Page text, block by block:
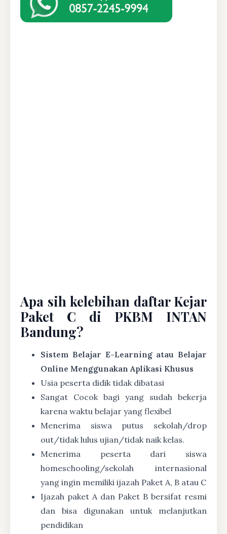
Apa sih kelebihan daftar Kejar
Paket C di PKBM INTAN
Bandung?
Sistem Belajar E-Learning atau Belajar
Online Menggunakan Aplikasi Khusus
Usia peserta didik tidak dibatasi
Sangat Cocok bagi yang sudah bekerja
karena waktu belajar yang flexibel
Menerima siswa putus sekolah/drop
out/tidak lulus ujian/tidak naik kelas.
Menerima peserta dari siswa
homeschooling/sekolah internasional
yang ingin memiliki ijazah Paket A, B atau C
Ijazah paket A dan Paket B bersifat resmi
dan bisa digunakan untuk melanjutkan
pendidikan